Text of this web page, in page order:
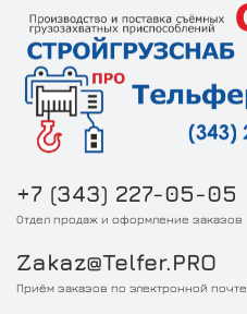
+7 (343) 227-05-05
Отдел продаж и оформление заказов
Zakaz@Telfer.PRO
Приём заказов по электронной почте